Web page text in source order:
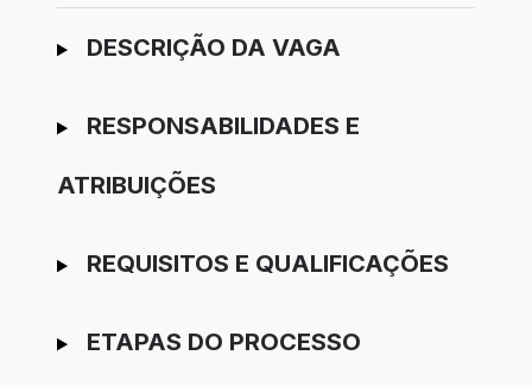
Ir para candidatura
DESCRIÇÃO DA VAGA
RESPONSABILIDADES E
ATRIBUIÇÕES
REQUISITOS E QUALIFICAÇÕES
ETAPAS DO PROCESSO